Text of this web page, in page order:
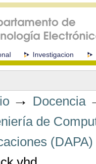
Investigacion
→ Docencia
de
(DAPA)